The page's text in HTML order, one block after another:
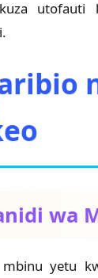
wa
yetu